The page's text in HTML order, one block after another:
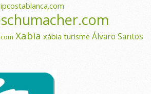
Xabia xàbia turisme Álvaro Santos